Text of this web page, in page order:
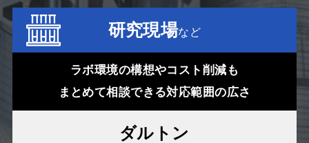
研究現場など
ラボ環境の構想やコスト削減も
まとめて相談できる対応範囲の広さ
ダルトン